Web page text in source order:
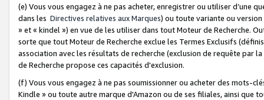
(e) Vous vous engagez à ne pas acheter, enregistrer ou utiliser d’une
dans les Directives relatives aux Marques) ou toute variante ou
» et « kindel ») en vue de les utiliser dans tout Moteur de Recherche.
sorte que tout Moteur de Recherche exclue les Termes Exclusifs
association avec les résultats de recherche (exclusion de requête
de Recherche propose ces capacités d'exclusion.
(f) Vous vous engagez à ne pas soumissionner ou acheter des mots-
Kindle » ou toute autre marque d'Amazon ou de ses filiales, ainsi que